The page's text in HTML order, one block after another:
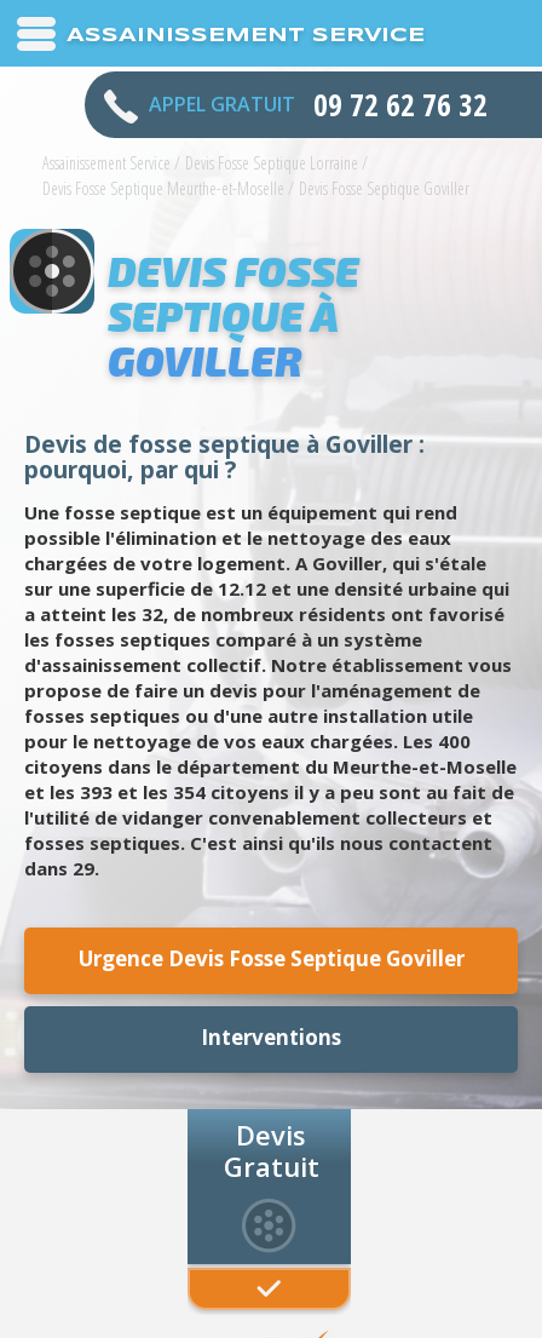
ASSAINISSEMENT SERVICE
APPEL GRATUIT 09 72 62 76 32
Assainissement Service / Devis Fosse Septique Lorraine /
Devis Fosse Septique Meurthe-et-Moselle / Devis Fosse Septique Goviller
DEVIS FOSSE
SEPTIQUE À
GOVILLER
Devis de fosse septique à Goviller :
pourquoi, par qui ?
Une fosse septique est un équipement qui rend
possible l'élimination et le nettoyage des eaux
chargées de votre logement. A Goviller, qui s'étale
sur une superficie de 12.12 et une densité urbaine qui
a atteint les 32, de nombreux résidents ont favorisé
les fosses septiques comparé à un système
d'assainissement collectif. Notre établissement vous
propose de faire un devis pour l'aménagement de
fosses septiques ou d'une autre installation utile
pour le nettoyage de vos eaux chargées. Les 400
citoyens dans le département du Meurthe-et-Moselle
et les 393 et les 354 citoyens il y a peu sont au fait de
l'utilité de vidanger convenablement collecteurs et
fosses septiques. C'est ainsi qu'ils nous contactent
dans 29.
Urgence Devis Fosse Septique Goviller
Interventions
Devis
Gratuit